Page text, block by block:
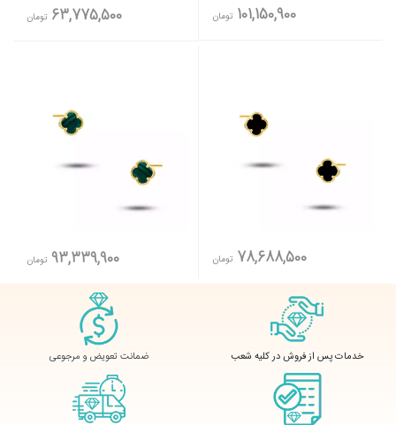
101,150,900 تومان 63,775,500 تومان
78,688,500 تومان 93,339,900 تومان
خدمات پس از فروش در کلیه شعب ضمانت تعویض و مرجوعی